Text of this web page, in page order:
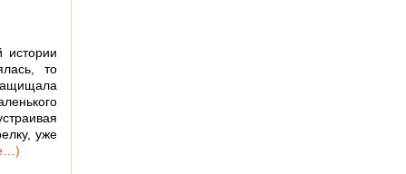
истории
то
уже